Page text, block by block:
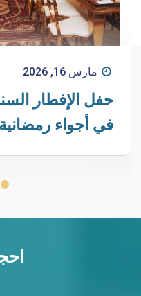
مارس 16, 2026
حفل الإفطار
في أجواء